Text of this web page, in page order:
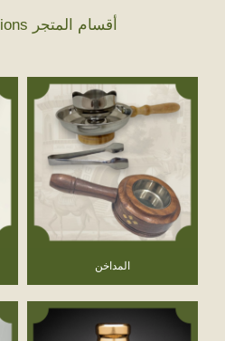
Store Sections أقسام المتجر
المداخن